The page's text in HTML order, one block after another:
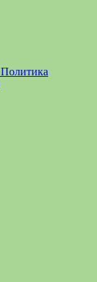
Политика